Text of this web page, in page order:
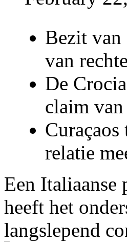
Bezit van
van
De
claim
relatie
Een Italiaanse
heeft het
langslepend